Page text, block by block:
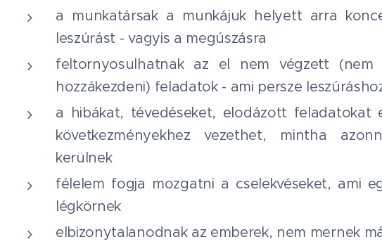
a munkatársak a munkájuk helyett arra
leszúrást - vagyis a megúszásra
feltornyosulhatnak az el nem végzett (nem
hozzákezdeni) feladatok - ami persze
a hibákat, tévedéseket, elodázott feladatokat
következményekhez vezethet, mintha
kerülnek
félelem fogja mozgatni a cselekvéseket, ami
légkörnek
elbizonytalanodnak az emberek, nem mernek